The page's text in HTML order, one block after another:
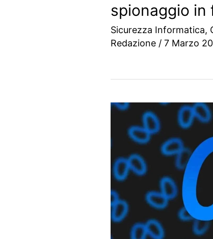
spionaggio in
Sicurezza Informatica,
Redazione / 7 Marzo